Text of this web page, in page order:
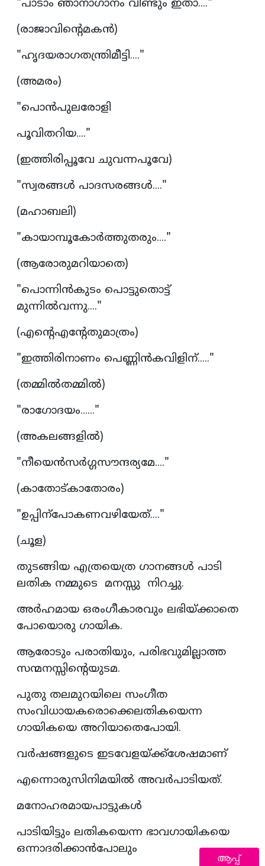
"പാടാം ഞാനാഗാനം വീണ്ടും ഇതാ...."
(രാജാവിന്റെമകൻ)
"ഹൃദയരാഗതന്ത്രിമീട്ടി...."
(അമരം)
"പൊൻപുലരോളി
പൂവിതറിയ...."
(ഇത്തിരിപ്പൂവേ ചുവന്നപൂവേ)
"സ്വരങ്ങൾ പാദസരങ്ങൾ...."
(മഹാബലി)
"കായാമ്പൂകോർത്തുതരും...."
(ആരോരുമറിയാതെ)
"പൊന്നിൻകുടം പൊട്ടുതൊട്ട്
മുന്നിൽവന്നു...."
(എന്റെഎന്റേതുമാത്രം)
"ഇത്തിരിനാണം പെണ്ണിൻകവിളിന്....."
(തമ്മിൽതമ്മിൽ)
"രാഗോദയം......"
(അകലങ്ങളിൽ)
"നീയെൻസർഗ്ഗസൗന്ദര്യമേ...."
(കാതോട്കാതോരം)
"ഉപ്പിന്പോകണവഴിയേത്...."
(ചൂള)
തുടങ്ങിയ എത്രയെത്ര ഗാനങ്ങൾ പാടി
ലതിക നമ്മുടെ മനസ്സു നിറച്ചു.
അർഹമായ ഒരംഗീകാരവും ലഭിയ്ക്കാതെ
പോയൊരു ഗായിക.
ആരോടും പരാതിയും, പരിഭവുമില്ലാത്ത
സന്മനസ്സിന്റെയുടമ.
പുതു തലമുറയിലെ സംഗീത
സംവിധായകരൊക്കെലതികയെന്ന
ഗായികയെ അറിയാതെപോയി.
വർഷങ്ങളുടെ ഇടവേളയ്ക്ക്ശേഷമാണ്
എന്നൊരുസിനിമയിൽ അവർപാടിയത്.
മനോഹരമായപാട്ടുകൾ
പാടിയിട്ടും ലതികയെന്ന ഭാവഗായികയെ
ഒന്നാദരിക്കാൻപോലും
ആപ്പ്